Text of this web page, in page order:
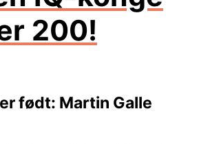
200!
født: Martin Galle